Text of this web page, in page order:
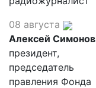
08 августа
Алексей Симонов
президент,
председатель
правления Фонда